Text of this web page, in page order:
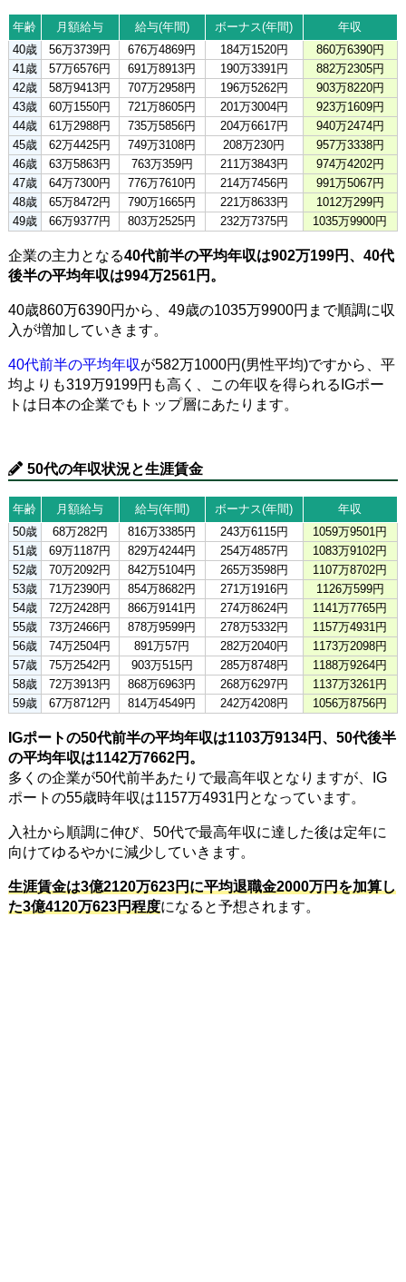
年齢 月額給与 給与(年間) ボーナス(年間)
年収
40歳
56万3739円 676万4869円 184万1520円
860万6390円
41歳
57万6576円 691万8913円 190万3391円
882万2305円
42歳
58万9413円 707万2958円 196万5262円
903万8220円
43歳
60万1550円 721万8605円 201万3004円
923万1609円
44歳
61万2988円 735万5856円 204万6617円
940万2474円
45歳
62万4425円 749万3108円 208万230円
957万3338円
46歳
63万5863円 763万359円 211万3843円
974万4202円
47歳
64万7300円 776万7610円 214万7456円
991万5067円
48歳
65万8472円 790万1665円 221万8633円
1012万299円
49歳
66万9377円 803万2525円 232万7375円 1035万9900円
企業の主力となる40代前半の平均年収は902万199円、40代
後半の平均年収は994万2561円。
40歳860万6390円から、49歳の1035万9900円まで順調に収
入が増加していきます。
40代前半の平均年収が582万1000円(男性平均)ですから、平
均よりも319万9199円も高く、この年収を得られるIGポー
トは日本の企業でもトップ層にあたります。
50代の年収状況と生涯賃金
年齢 月額給与 給与(年間) ボーナス(年間)
年収
50歳
68万282円 816万3385円 243万6115円
1059万9501円
51歳
69万1187円 829万4244円 254万4857円
1083万9102円
52歳
70万2092円 842万5104円 265万3598円
1107万8702円
53歳
71万2390円 854万8682円 271万1916円
1126万599円
54歳
72万2428円 866万9141円 274万8624円
1141万7765円
55歳
73万2466円 878万9599円 278万5332円
1157万4931円
56歳
74万2504円 891万57円 282万2040円
1173万2098円
57歳
75万2542円 903万515円 285万8748円
1188万9264円
58歳
72万3913円 868万6963円 268万6297円
1137万3261円
59歳
67万8712円 814万4549円 242万4208円 1056万8756円
IGポートの50代前半の平均年収は1103万9134円、50代後半
の平均年収は1142万7662円。
多くの企業が50代前半あたりで最高年収となりますが、IG
ポートの55歳時年収は1157万4931円となっています。
入社から順調に伸び、50代で最高年収に達した後は定年に
向けてゆるやかに減少していきます。
生涯賃金は3億2120万623円に平均退職金2000万円を加算し
た3億4120万623円程度になると予想されます。